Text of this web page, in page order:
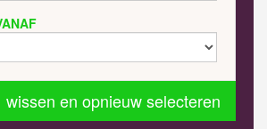
wissen en opnieuw selecteren